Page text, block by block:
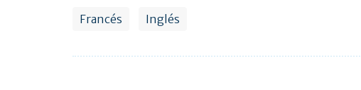
Francés Inglés